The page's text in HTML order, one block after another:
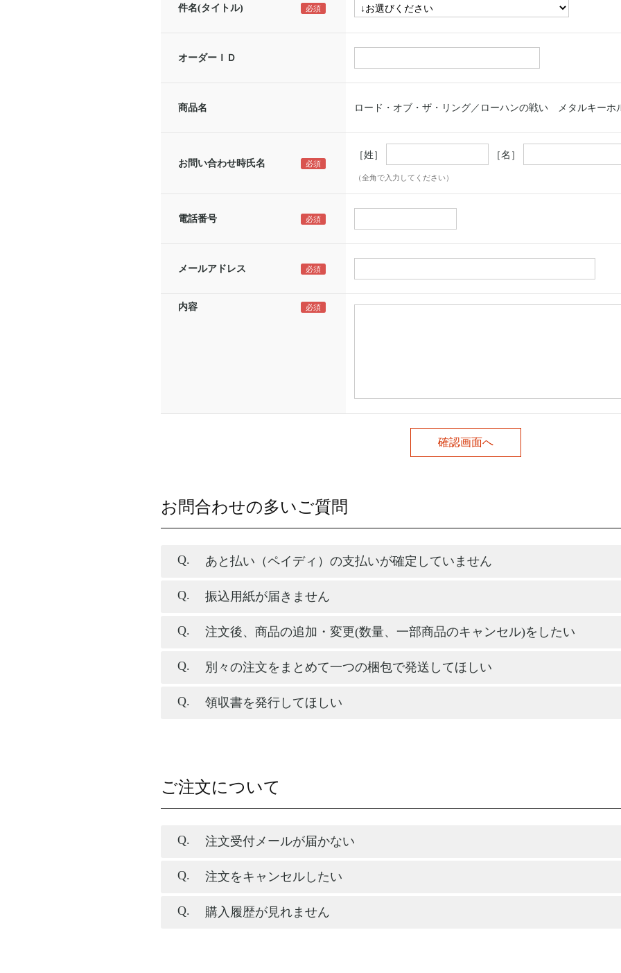
件名(タイトル)
オーダーＩＤ
商品名 ロード・オブ・ザ・リング／ローハンの戦い メタルキーホ
お問い合わせ時氏名
［姓］ ［名］
（全角で入力してください）
電話番号
メールアドレス
内容
お問合わせの多いご質問
あと払い（ペイディ）の支払いが確定していません
振込用紙が届きません
注文後、商品の追加・変更(数量、一部商品のキャンセル)をしたい
別々の注文をまとめて一つの梱包で発送してほしい
領収書を発行してほしい
ご注文について
注文受付メールが届かない
注文をキャンセルしたい
購入履歴が見れません